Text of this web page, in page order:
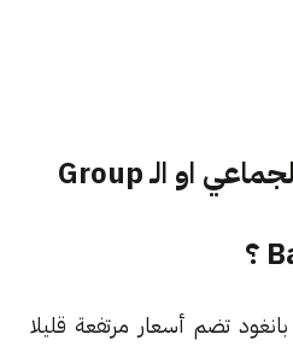
ما إيجابيات الشراء الجماعي او الـ Group
تضم أسعار مرتفعة قليلا